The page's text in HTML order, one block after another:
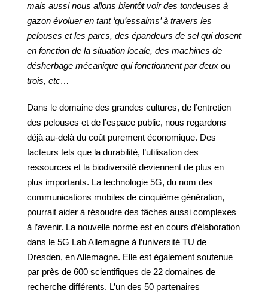
mais aussi nous allons bientôt voir des tondeuses à
gazon évoluer en tant ‘qu’essaims’ à travers les
pelouses et les parcs, des épandeurs de sel qui dosent
en fonction de la situation locale, des machines de
désherbage mécanique qui fonctionnent par deux ou
trois, etc…
Dans le domaine des grandes cultures, de l’entretien
des pelouses et de l’espace public, nous regardons
déjà au-delà du coût purement économique. Des
facteurs tels que la durabilité, l’utilisation des
ressources et la biodiversité deviennent de plus en
plus importants. La technologie 5G, du nom des
communications mobiles de cinquième génération,
pourrait aider à résoudre des tâches aussi complexes
à l’avenir. La nouvelle norme est en cours d’élaboration
dans le 5G Lab Allemagne à l’université TU de
Dresden, en Allemagne. Elle est également soutenue
par près de 600 scientifiques de 22 domaines de
recherche différents. L’un des 50 partenaires